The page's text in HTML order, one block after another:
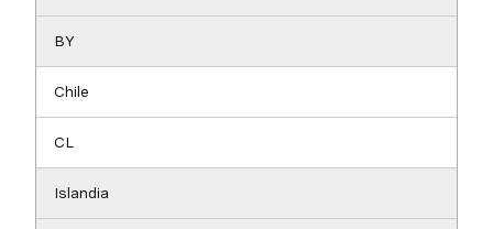
BY
Chile
CL
Islandia